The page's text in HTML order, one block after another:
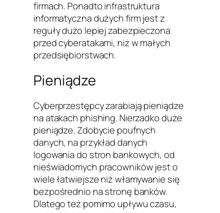
firmach. Ponadto infrastruktura
informatyczna dużych firm jest z
reguły dużo lepiej zabezpieczona
przed cyberatakami, niż w małych
przedsiębiorstwach.
Pieniądze
Cyberprzestępcy zarabiają pieniądze
na atakach phishing. Nierzadko duże
pieniądze. Zdobycie poufnych
danych, na przykład danych
logowania do stron bankowych, od
nieświadomych pracowników jest o
wiele łatwiejsze niż włamywanie się
bezpośrednio na stronę banków.
Dlatego też pomimo upływu czasu,